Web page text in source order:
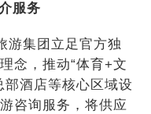
服务
游集团立足官方独
念，推动“体育+文
部酒店等核心区域设
咨询服务，将供应